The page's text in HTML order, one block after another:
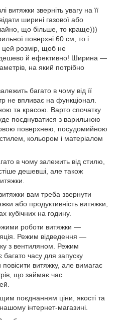
витяжки зверніть увагу на її
ширині газової або
що більше, то краще)))
поверхні 60 см, то і
цей розмір, щоб не
й ефективно! Ширина —
на який потрібно
багато в чому від її
не впливає на функціонал.
та красою. Варто спочатку
поєднуватися з варильною
поверхнею, посудомийною
кольором і матеріалом
в чому залежить від стилю,
дешевші, але також
вам треба звернути
або продуктивність витяжки,
кубічних на годину.
роботи витяжки —
Режим відведення —
з вентиляном. Режим
багато часу для запуску
повісити витяжку, але вимагає
що займає час
поєднанням ціни, якості та
інтернет-магазині.